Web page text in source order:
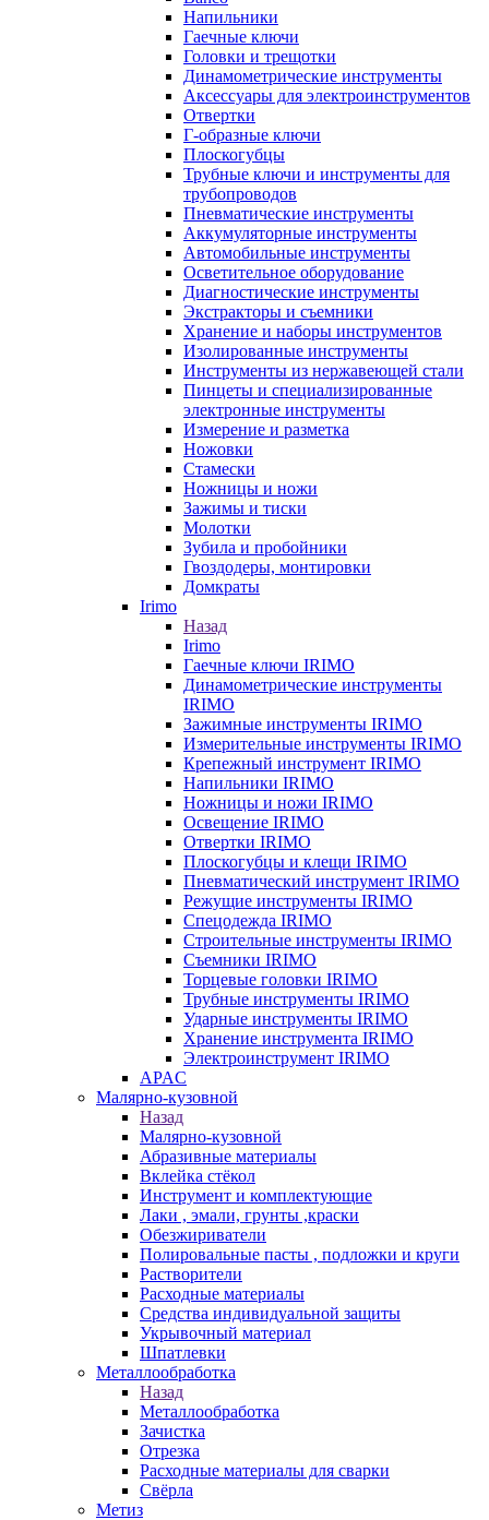
Напильники
Гаечные ключи
Головки и трещотки
Динамометрические инструменты
Аксессуары для электроинструментов
Отвертки
Г-образные ключи
Плоскогубцы
Трубные ключи и инструменты для
трубопроводов
Пневматические инструменты
Аккумуляторные инструменты
Автомобильные инструменты
Осветительное оборудование
Диагностические инструменты
Экстракторы и съемники
Хранение и наборы инструментов
Изолированные инструменты
Инструменты из нержавеющей стали
Пинцеты и специализированные
электронные инструменты
Измерение и разметка
Ножовки
Стамески
Ножницы и ножи
Зажимы и тиски
Молотки
Зубила и пробойники
Гвоздодеры, монтировки
Домкраты
Irimo
Назад
Irimo
Гаечные ключи IRIMO
Динамометрические инструменты
IRIMO
Зажимные инструменты IRIMO
Измерительные инструменты IRIMO
Крепежный инструмент IRIMO
Напильники IRIMO
Ножницы и ножи IRIMO
Освещение IRIMO
Отвертки IRIMO
Плоскогубцы и клещи IRIMO
Пневматический инструмент IRIMO
Режущие инструменты IRIMO
Спецодежда IRIMO
Строительные инструменты IRIMO
Съемники IRIMO
Торцевые головки IRIMO
Трубные инструменты IRIMO
Ударные инструменты IRIMO
Хранение инструмента IRIMO
Электроинструмент IRIMO
APAC
Малярно-кузовной
Назад
Малярно-кузовной
Абразивные материалы
Вклейка стёкол
Инструмент и комплектующие
Лаки , эмали, грунты ,краски
Обезжириватели
Полировальные пасты , подложки и круги
Растворители
Расходные материалы
Средства индивидуальной защиты
Укрывочный материал
Шпатлевки
Металлообработка
Назад
Металлообработка
Зачистка
Отрезка
Расходные материалы для сварки
Свёрла
Метиз